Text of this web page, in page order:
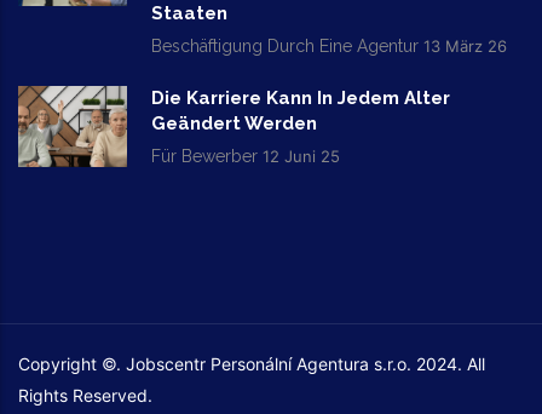
Staaten
Beschäftigung Durch Eine Agentur 13 März 26
Die Karriere Kann In Jedem Alter
Geändert Werden
Für Bewerber 12 Juni 25
Copyright ©. Jobscentr Personální Agentura s.r.o. 2024. All
Rights Reserved.